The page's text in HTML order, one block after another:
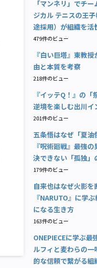
「マンネリ」でチ
ジカル テニスの王
途採用）が組織を活
479件のビュー
『白い巨塔』東教
由と本質を考察
218件のビュー
『イッテQ！』の
逆境を楽しむ出川
201件のビュー
五条悟はなぜ「夏油
『呪術廻戦』最強
決できない「孤独」
179件のビュー
自来也はなぜ火影を
『NARUTO』に学
になる生き方
163件のビュー
ONEPIECEに学ぶ最
ルフィと麦わらの
的な信頼で繋がる